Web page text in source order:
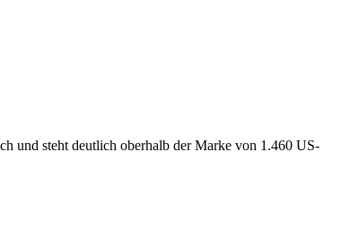
und steht deutlich oberhalb der Marke von 1.460 US-